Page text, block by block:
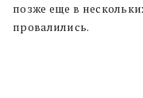
позже еще в
провалились.